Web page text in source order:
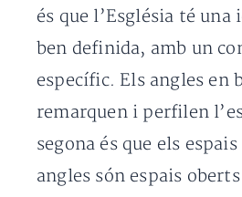
és que l’Església té
ben definida, amb un
específic. Els angles en
remarquen i perfilen
segona és que els
angles són espais